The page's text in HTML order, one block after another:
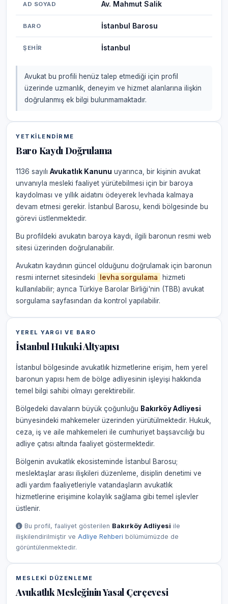
AD SOYAD Av. Mahmut Salik
BARO İstanbul Barosu
ŞEHIR İstanbul
Avukat bu profili henüz talep etmediği için profil
üzerinde uzmanlık, deneyim ve hizmet alanlarına ilişkin
doğrulanmış ek bilgi bulunmamaktadır.
YETKILENDIRME
Baro Kaydı Doğrulama
1136 sayılı Avukatlık Kanunu uyarınca, bir kişinin avukat
unvanıyla mesleki faaliyet yürütebilmesi için bir baroya
kaydolması ve yıllık aidatını ödeyerek levhada kalmaya
devam etmesi gerekir. İstanbul Barosu, kendi bölgesinde bu
görevi üstlenmektedir.
Bu profildeki avukatın baroya kaydı, ilgili baronun resmi web
sitesi üzerinden doğrulanabilir.
Avukatın kaydının güncel olduğunu doğrulamak için baronun
resmi internet sitesindeki
levha sorgulama
hizmeti
kullanılabilir; ayrıca Türkiye Barolar Birliği'nin (TBB) avukat
sorgulama sayfasından da kontrol yapılabilir.
YEREL YARGI VE BARO
İstanbul Hukuki Altyapısı
İstanbul bölgesinde avukatlık hizmetlerine erişim, hem yerel
baronun yapısı hem de bölge adliyesinin işleyişi hakkında
temel bilgi sahibi olmayı gerektirebilir.
Bölgedeki davaların büyük çoğunluğu Bakırköy Adliyesi
bünyesindeki mahkemeler üzerinden yürütülmektedir. Hukuk,
ceza, iş ve aile mahkemeleri ile cumhuriyet başsavcılığı bu
adliye çatısı altında faaliyet göstermektedir.
Bölgenin avukatlık ekosisteminde İstanbul Barosu;
meslektaşlar arası ilişkileri düzenleme, disiplin denetimi ve
adli yardım faaliyetleriyle vatandaşların avukatlık
hizmetlerine erişimine kolaylık sağlama gibi temel işlevler
üstlenir.
Bu profil, faaliyet gösterilen Bakırköy Adliyesi ile
ilişkilendirilmiştir ve Adliye Rehberi bölümümüzde de
görüntülenmektedir.
MESLEKI DÜZENLEME
Avukatlık Mesleğinin Yasal Çerçevesi